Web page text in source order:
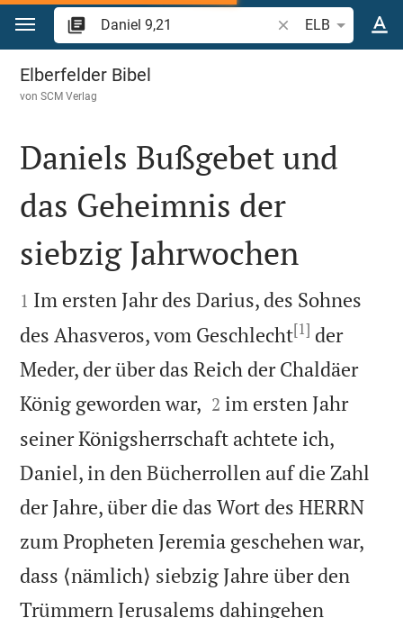
Zum Inhalt springen
Bibelstelle oder
ELB
Daniel 9
Elberfelder Bibel
vonSCM Verlag

Daniels Bußgebet und
das Geheimnis der
siebzig Jahrwochen

1 Im ersten Jahr des Darius, des Sohnes
des Ahasveros, vom Geschlecht[1] der
Meder, der über das Reich der Chaldäer
König geworden war, 

2 im ersten Jahr
seiner Königsherrschaft achtete ich,
Daniel, in den Bücherrollen auf die Zahl
der Jahre, über die das Wort des HERRN
zum Propheten Jeremia geschehen war,
dass ⟨nämlich⟩ siebzig Jahre über den
Trümmern Jerusalems dahingehen